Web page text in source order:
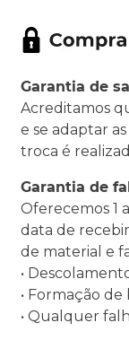
Garantia de
Acreditamos
e se adaptar
troca é
Garantia de
Oferecemos 1
data de
de material e
•
• Formação de
• Qualquer